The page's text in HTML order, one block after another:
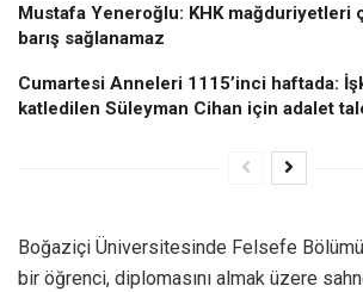
Mustafa Yeneroğlu: KHK mağduriyetleri
barış sağlanamaz
Cumartesi Anneleri 1115’inci haftada:
katledilen Süleyman Cihan için adalet
Boğaziçi Üniversitesinde Felsefe
bir öğrenci, diplomasını almak üzere